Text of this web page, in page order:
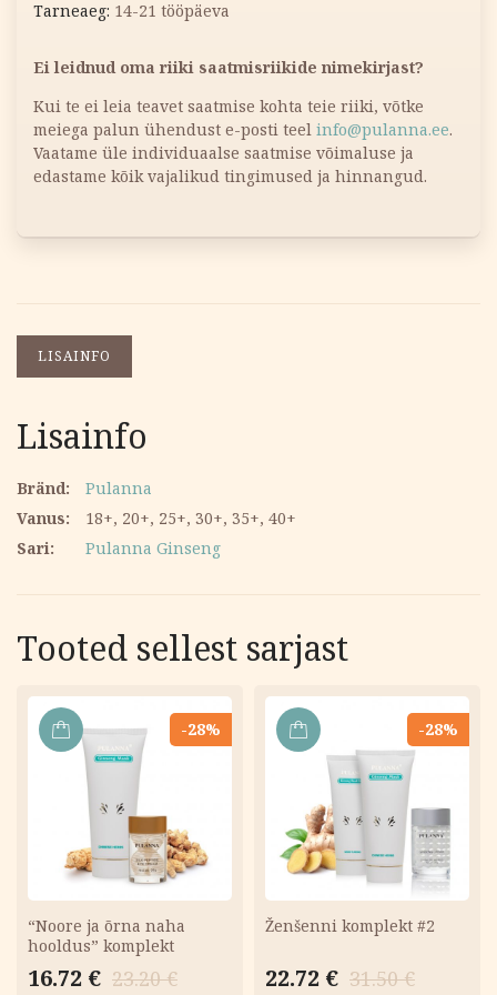
14-21 tööpäeva
Ei leidnud oma riiki saatmisriikide nimekirjast?
Kui te ei leia teavet saatmise kohta teie riiki, võtke
meiega palun ühendust e-posti teel info@pulanna.ee.
Vaatame üle individuaalse saatmise võimaluse ja
edastame kõik vajalikud tingimused ja hinnangud.
LISAINFO
Lisainfo
Bränd
Pulanna
Vanus
18+, 20+, 25+, 30+, 35+, 40+
Sari
Pulanna Ginseng
Tooted sellest sarjast
-28%
“Noore ja õrna naha
hooldus” komplekt
23.20€
Algne
16.72 €
Current
LISA
KORVI
-28%
Ženšenni komplekt #2
31.50€
Algne
22.72 €
Current
LISA
KORVI